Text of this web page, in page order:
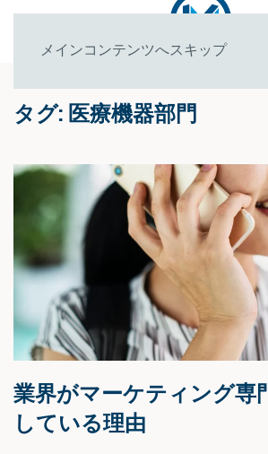
メインコンテンツへスキップ
タグ: 医療機器部門
業界がマーケティング専
している理由